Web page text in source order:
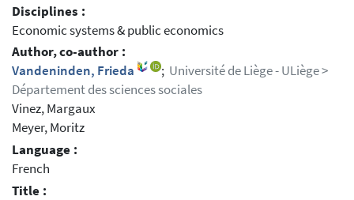
Disciplines :
Economic systems & public economics
Author, co-author :
Vandeninden, Frieda
; Université de Liège - ULiège >
Département des sciences sociales
Vinez, Margaux
Meyer, Moritz
Language :
French
Title :